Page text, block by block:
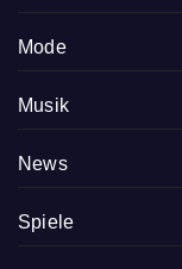
Mode
Musik
News
Spiele